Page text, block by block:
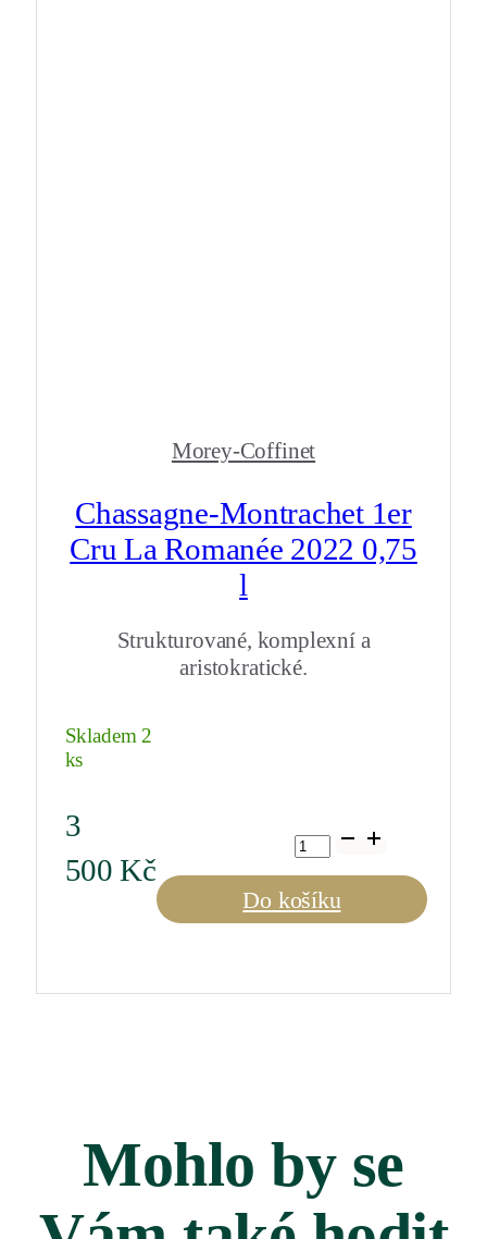
Morey-Coffinet
Chassagne-Montrachet 1er
Cru La Romanée 2022 0,75
l
Strukturované, komplexní a
aristokratické.
Skladem 2
ks
3
500Kč
Chassagne-
Montrachet
1er
Cru
La
l
Do košíku
Mohlo by se